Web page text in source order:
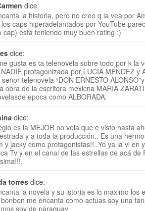
dice:
la historia, pero no creo q la vea por
caps hiperadelantados por YouTube
cap) está teniendo muy buen rating :)
dice:
gusta es ta telenovela sobre todo por k la
protagonizada por LUCIA MÉNDEZ y
telenovela “DON ERNESTO
obra de la escritora mexicna MARIA
epoca como ALBORADA.
dice:
es la MEJOR no vela que e visto hasta
y a toda la producción.. Es una
y jacky como protagonistas!!..Yo ya la vi en
Tv y en el canal de las estrellas de acá
torres dice:
la novela y su istoria es lo maximo los
me encanta como actuas soy una
soy de paraguay